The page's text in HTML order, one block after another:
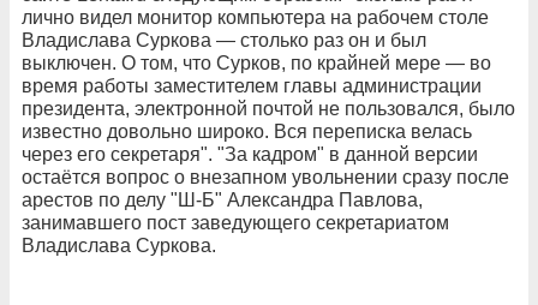
лично видел монитор компьютера на рабочем столе
Владислава Суркова — столько раз он и был
выключен. О том, что Сурков, по крайней мере — во
время работы заместителем главы администрации
президента, электронной почтой не пользовался, было
известно довольно широко. Вся переписка велась
через его секретаря". "За кадром" в данной версии
остаётся вопрос о внезапном увольнении сразу после
арестов по делу "Ш-Б" Александра Павлова,
занимавшего пост заведующего секретариатом
Владислава Суркова.